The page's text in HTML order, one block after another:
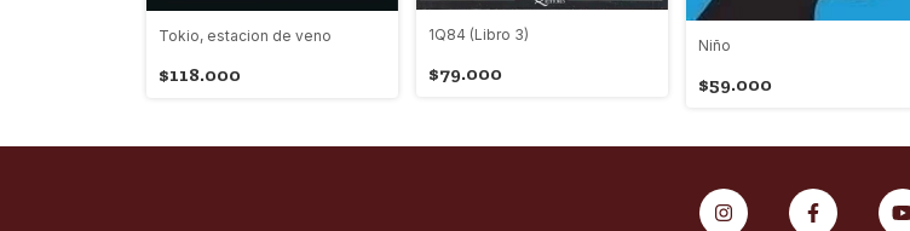
Tokio, estacion de veno
$118.000
1Q84 (Libro 3)
$79.000
Niño
$59.000